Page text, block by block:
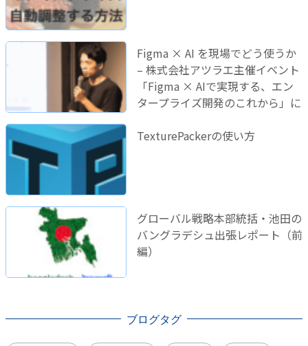
Figma × AI を現場でどう使うか
– 株式会社アツラエ主催イベント
「Figma × AIで実現する、エン
タープライズ開発のこれから」に
TexturePackerの使い方
グローバル戦略本部統括・池田の
バングラデシュ出張レポート（前
編）
ブログタグ